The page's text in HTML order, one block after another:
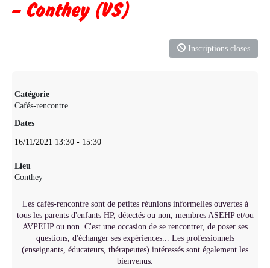
– Conthey (VS)
Inscriptions closes
Catégorie
Cafés-rencontre
Dates
16/11/2021 13:30 - 15:30
Lieu
Conthey
Les cafés-rencontre sont de petites réunions informelles ouvertes à
tous les parents d'enfants HP, détectés ou non, membres ASEHP et/ou
AVPEHP ou non. C'est une occasion de se rencontrer, de poser ses
questions, d'échanger ses expériences... Les professionnels
(enseignants, éducateurs, thérapeutes) intéressés sont également les
bienvenus.